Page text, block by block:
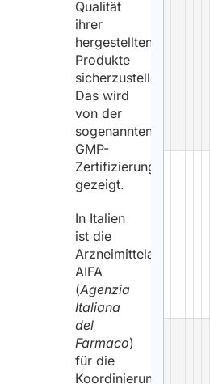
Qualität
ihrer
hergestellten
Produkte
sicherzustellen.
Das wird
von der
sogenannten
GMP-
Zertifizierung
gezeigt.
In Italien
ist die
Arzneimittelagentur
AIFA
(Agenzia
Italiana
del
Farmaco)
für die
Koordinierung